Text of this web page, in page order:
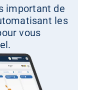
important de
les
vous